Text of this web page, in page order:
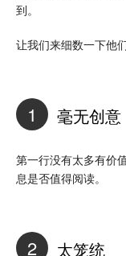
到。
让我们来细数一下他
1 毫无创意
第一行没有太多有价
息是否值得阅读。
2 太笼统